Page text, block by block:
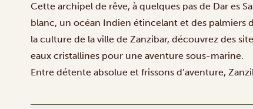
Cette archipel de rêve, à quelques pas de Dar es
blanc, un océan Indien étincelant et des palmiers
la culture de la ville de Zanzibar, découvrez des
eaux cristallines pour une aventure sous-marine.
Entre détente absolue et frissons d’aventure,